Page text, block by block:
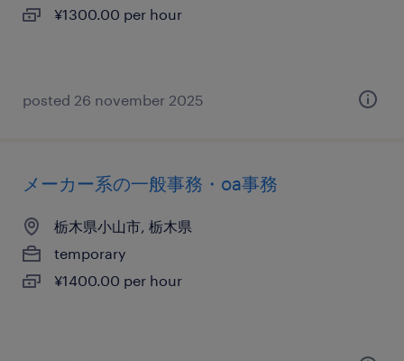
¥1300.00 per hour
posted 26 november 2025
メーカー系の一般事務・oa事務
栃木県小山市, 栃木県
temporary
¥1400.00 per hour